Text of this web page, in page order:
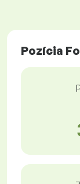
Pozícia